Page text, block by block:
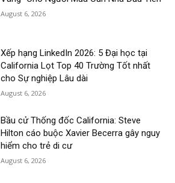
August 6, 2026
Xếp hạng LinkedIn 2026: 5 Đại học tại
California Lọt Top 40 Trường Tốt nhất
cho Sự nghiệp Lâu dài
August 6, 2026
Bầu cử Thống đốc California: Steve
Hilton cáo buộc Xavier Becerra gây nguy
hiểm cho trẻ di cư
August 6, 2026